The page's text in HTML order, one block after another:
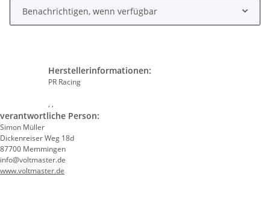
Benachrichtigen, wenn verfügbar
Herstellerinformationen:
PR Racing
, ,
verantwortliche Person:
Simon Müller
Dickenreiser Weg 18d
87700 Memmingen
info@voltmaster.de
www.voltmaster.de